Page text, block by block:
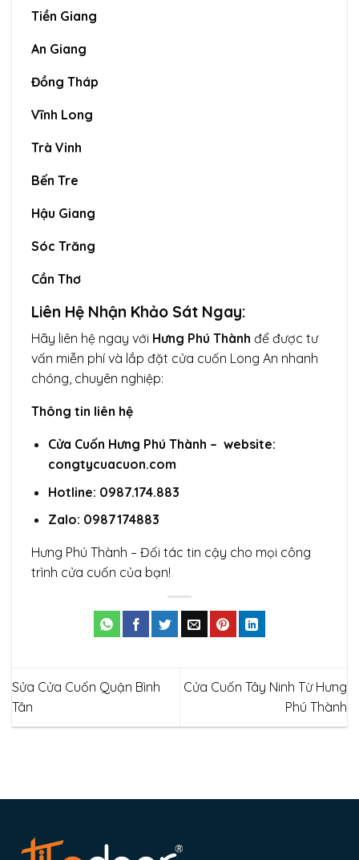
Tiền Giang
An Giang
Đồng Tháp
Vĩnh Long
Trà Vinh
Bến Tre
Hậu Giang
Sóc Trăng
Cần Thơ
Liên Hệ Nhận Khảo Sát Ngay:
Hãy liên hệ ngay với Hưng Phú Thành để được tư
vấn miễn phí và lắp đặt cửa cuốn Long An nhanh
chóng, chuyên nghiệp:
Thông tin liên hệ
Cửa Cuốn Hưng Phú Thành – website:
congtycuacuon.com
Hotline: 0987.174.883
Zalo: 0987174883
Hưng Phú Thành – Đối tác tin cậy cho mọi công
trình cửa cuốn của bạn!
Sửa Cửa Cuốn Quận Bình
Tân
Cửa Cuốn Tây Ninh Từ Hưng
Phú Thành